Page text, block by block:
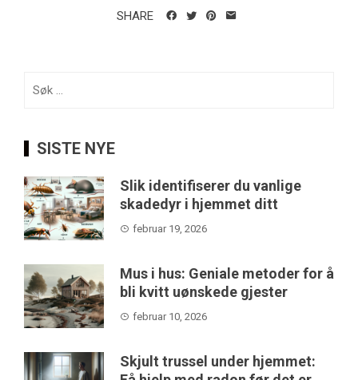
SHARE
etter:
SISTE NYE
Slik identifiserer du vanlige
skadedyr i hjemmet ditt
februar 19, 2026
Mus i hus: Geniale metoder for å
bli kvitt uønskede gjester
februar 10, 2026
Skjult trussel under hjemmet: